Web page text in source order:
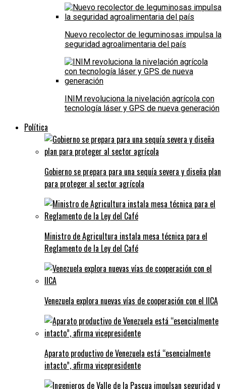
Nuevo recolector de leguminosas impulsa la
seguridad agroalimentaria del país
INIM revoluciona la nivelación agrícola con
tecnología láser y GPS de nueva generación
Política
Gobierno se prepara para una sequía severa y diseña plan
para proteger al sector agrícola
Ministro de Agricultura instala mesa técnica para el
Reglamento de la Ley del Café
Venezuela explora nuevas vías de cooperación con el IICA
Aparato productivo de Venezuela está “esencialmente
intacto”, afirma vicepresidente